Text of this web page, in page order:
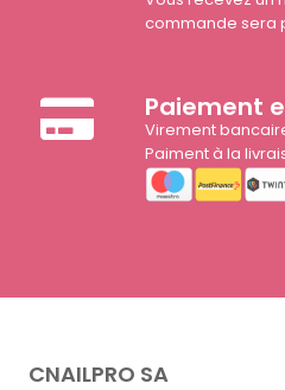
commande sera
Paiement
Virement
Paiment à la
CNAILPRO SA